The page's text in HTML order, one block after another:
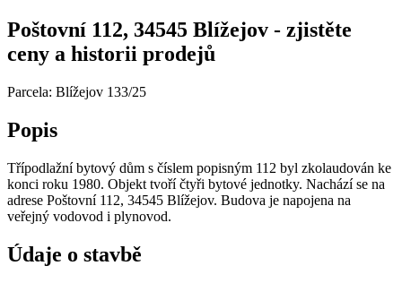
Poštovní 112, 34545 Blížejov - zjistěte
ceny a historii prodejů
Parcela: Blížejov 133/25
Popis
Třípodlažní bytový dům s číslem popisným 112 byl zkolaudován ke
konci roku 1980. Objekt tvoří čtyři bytové jednotky. Nachází se na
adrese Poštovní 112, 34545 Blížejov. Budova je napojena na
veřejný vodovod i plynovod.
Údaje o stavbě